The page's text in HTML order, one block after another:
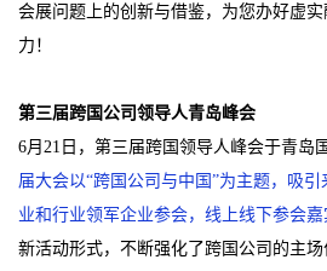
会展问题上的创新与借鉴，为您办好虚
力！
第三届跨国公司领导人青岛峰会
6月21日，第三届跨国领导人峰会于青岛
届大会以“跨国公司与中国”为主题，吸
业和行业领军企业参会，线上线下参会嘉
新活动形式，不断强化了跨国公司的主